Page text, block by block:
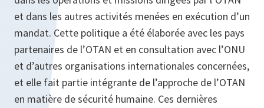
et dans les autres activités menées en exécution d’un
mandat. Cette politique a été élaborée avec les pays
partenaires de l’OTAN et en consultation avec l’ONU
et d’autres organisations internationales concernées,
et elle fait partie intégrante de l’approche de l’OTAN
en matière de sécurité humaine. Ces dernières